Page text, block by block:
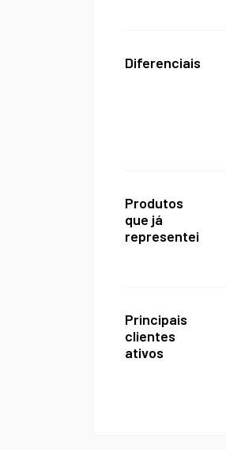
Diferenciais
Produtos
que já
representei
Principais
clientes
ativos